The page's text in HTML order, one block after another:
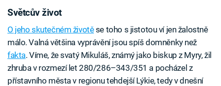
Světcův život
O jeho skutečném životěse toho s jistotou ví jen žalostně
málo. Valná většina vyprávění jsou spíš domněnky než
fakta. Víme, že svatý Mikuláš, známý jako biskup z Myry, žil
zhruba v rozmezí let 280/286–343/351 a pocházel z
přístavního města v regionu tehdejší Lýkie, tedy v dnešní